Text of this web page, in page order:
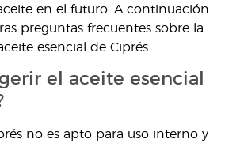
en el futuro. A continuación
preguntas frecuentes sobre la
esencial de Ciprés
el aceite esencial
no es apto para uso interno y